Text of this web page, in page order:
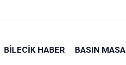
BILECIK HABER BASIN